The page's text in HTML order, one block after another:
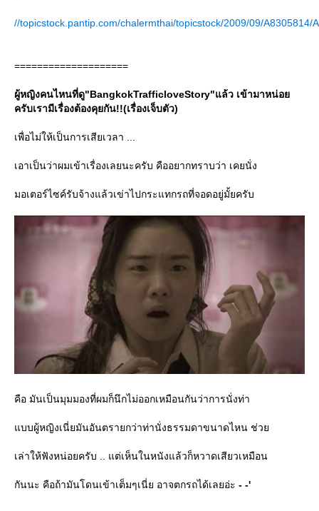
//topicstock.pantip.com/chalermthai/topicstock/2009/09/A8305814/
====================
ผู้หญิงคนไหนที่ดู"BangkokTrafficloveStory"แล้ว เข้ามาหน่อ
ครับเรามีเรื่องต้องคุยกัน!!(เรื่องเจ็บตัว)
เพื่อไม่ให้เป็นการเสียเวลา ...
เอาเป็นว่าผมเข้าเรื่องเลยนะครับ คืออยากทราบว่า เคยนั่ง
มอเตอร์ไซค์รับจ้างแล้วเข่าไปกระแทกรถที่จอดอยู่มั้ยครับ
คือ มันเป็นมุมมองที่ผมก็นึกไม่ออกเหมือนกันว่าการนั่งท่า
บบผู้หญิงเนี่ยมันอันตรายกว่าท่านั่งธรรมดาขนาดไหน ช่ว
เล่าให้ฟังหน่อยครับ .. แต่เห็นในหนังแล้วก็หวาดเสียวเหมือน
กันนะ คือถ้ามันโดนเข้าเต็มๆเนี่ย อาจตกรถได้เลยอ่ะ - -'